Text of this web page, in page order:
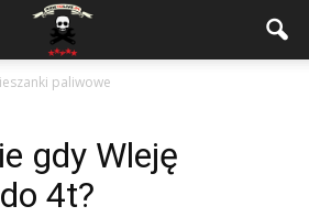
paliwowe
gdy Wleję
4t?